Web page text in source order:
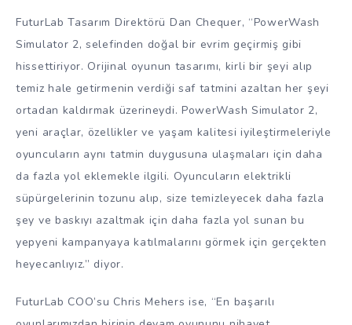
FuturLab Tasarım Direktörü Dan Chequer, “PowerWash
Simulator 2, selefinden doğal bir evrim geçirmiş gibi
hissettiriyor. Orijinal oyunun tasarımı, kirli bir şeyi alıp
temiz hale getirmenin verdiği saf tatmini azaltan her şeyi
ortadan kaldırmak üzerineydi. PowerWash Simulator 2,
yeni araçlar, özellikler ve yaşam kalitesi iyileştirmeleriyle
oyuncuların aynı tatmin duygusuna ulaşmaları için daha
da fazla yol eklemekle ilgili. Oyuncuların elektrikli
süpürgelerinin tozunu alıp, size temizleyecek daha fazla
şey ve baskıyı azaltmak için daha fazla yol sunan bu
yepyeni kampanyaya katılmalarını görmek için gerçekten
heyecanlıyız.” diyor.
FuturLab COO’su Chris Mehers ise, “En başarılı